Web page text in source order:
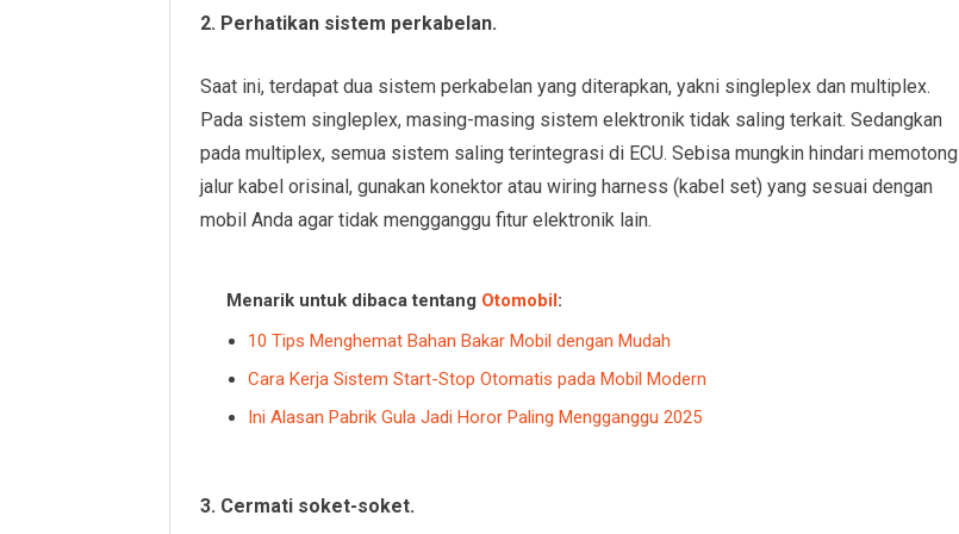
2. Perhatikan sistem perkabelan.
Saat ini, terdapat dua sistem perkabelan yang diterapkan, yakni singleplex dan multiplex.
Pada sistem singleplex, masing-masing sistem elektronik tidak saling terkait. Sedangkan
pada multiplex, semua sistem saling terintegra­­si di ECU. Sebisa mungkin hindari memotong
jalur kabel orisinal, gunakan konektor atau wiring harness (kabel set) yang sesuai dengan
mobil Anda agar tidak mengganggu fitur elektronik lain.
Menarik untuk dibaca tentang Otomobil:
10 Tips Menghemat Bahan Bakar Mobil dengan Mudah
Cara Kerja Sistem Start-Stop Otomatis pada Mobil Modern
Ini Alasan Pabrik Gula Jadi Horor Paling Mengganggu 2025
3. Cermati soket-soket.